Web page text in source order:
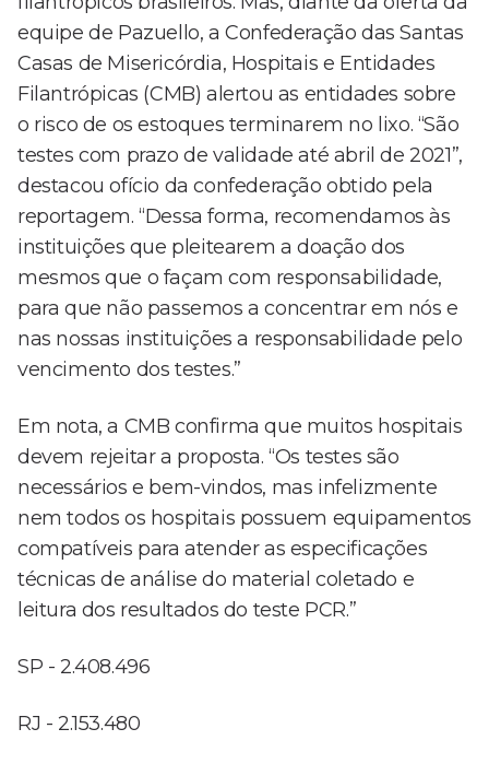
equipe de Pazuello, a Confederação das Santas
Casas de Misericórdia, Hospitais e Entidades
Filantrópicas (CMB) alertou as entidades sobre
o risco de os estoques terminarem no lixo. “São
testes com prazo de validade até abril de 2021”,
destacou ofício da confederação obtido pela
reportagem. “Dessa forma, recomendamos às
instituições que pleitearem a doação dos
mesmos que o façam com responsabilidade,
para que não passemos a concentrar em nós e
nas nossas instituições a responsabilidade pelo
vencimento dos testes.”
Em nota, a CMB confirma que muitos hospitais
devem rejeitar a proposta. “Os testes são
necessários e bem-vindos, mas infelizmente
nem todos os hospitais possuem equipamentos
compatíveis para atender as especificações
técnicas de análise do material coletado e
leitura dos resultados do teste PCR.”
SP - 2.408.496
RJ - 2.153.480